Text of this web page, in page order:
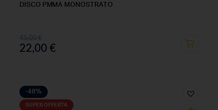
DISCO PMMA MONOSTRATO
22,00 €
-48%
SUPER OFFERTA